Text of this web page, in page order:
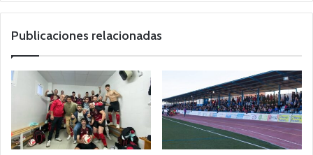
we
Publicaciones relacionadas